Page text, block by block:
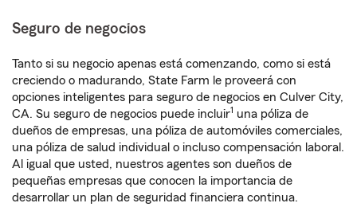
Seguro de negocios
Tanto si su negocio apenas está comenzando, como si está
creciendo o madurando, State Farm le proveerá con
opciones inteligentes para seguro de negocios en Culver City,
CA. Su seguro de negocios puede incluir1 una póliza de
dueños de empresas, una póliza de automóviles comerciales,
una póliza de salud individual o incluso compensación laboral.
Al igual que usted, nuestros agentes son dueños de
pequeñas empresas que conocen la importancia de
desarrollar un plan de seguridad financiera continua.